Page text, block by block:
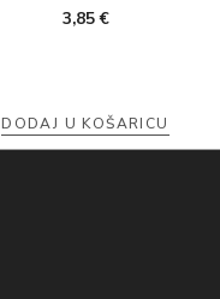
3,85€
DODAJ U KOŠARICU